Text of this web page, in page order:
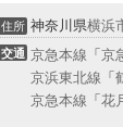
住所 神奈川県横浜
交通 京急本線 「 京
京浜東北線 「
京急本線 「 花